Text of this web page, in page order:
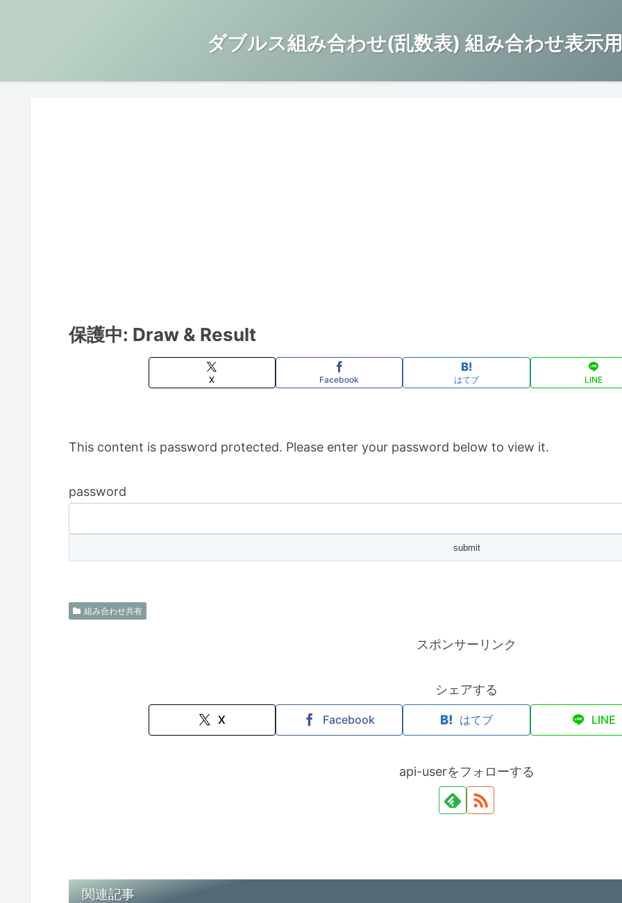
ダブルス組み合わせ(乱数表) 組み合わせ表示
保護中: Draw & Result
X Facebook はてブ LINE
This content is password protected. Please enter your password below to view it.
password
組み合わせ共有
スポンサーリンク
シェアする
X Facebook はてブ LINE
api-userをフォローする
関連記事